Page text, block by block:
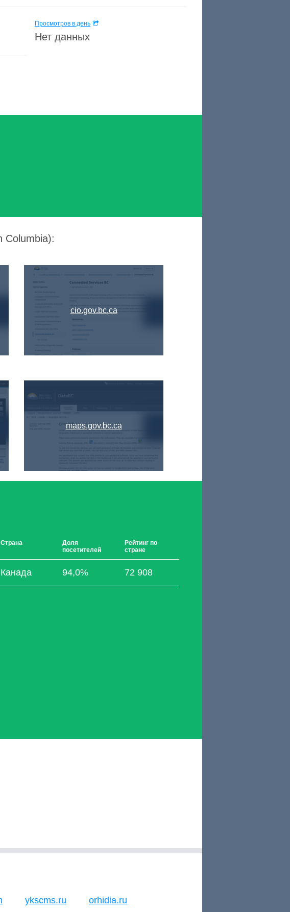
Просмотров в день
Нет данных
Columbia):
cio.gov.bc.ca
maps.gov.bc.ca
Страна
Доля
посетителей
Рейтинг по
стране
Канада 94,0% 72 908
ykscms.ru orhidia.ru